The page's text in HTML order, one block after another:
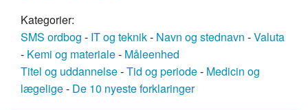
Kategorier:
SMS ordbog - IT og teknik- Navn og stednavn -Valuta
- Kemi og materiale- Måleenhed
Titel og uddannelse-Tid og periode- Medicin og
lægelige- De 10 nyeste forklaringer